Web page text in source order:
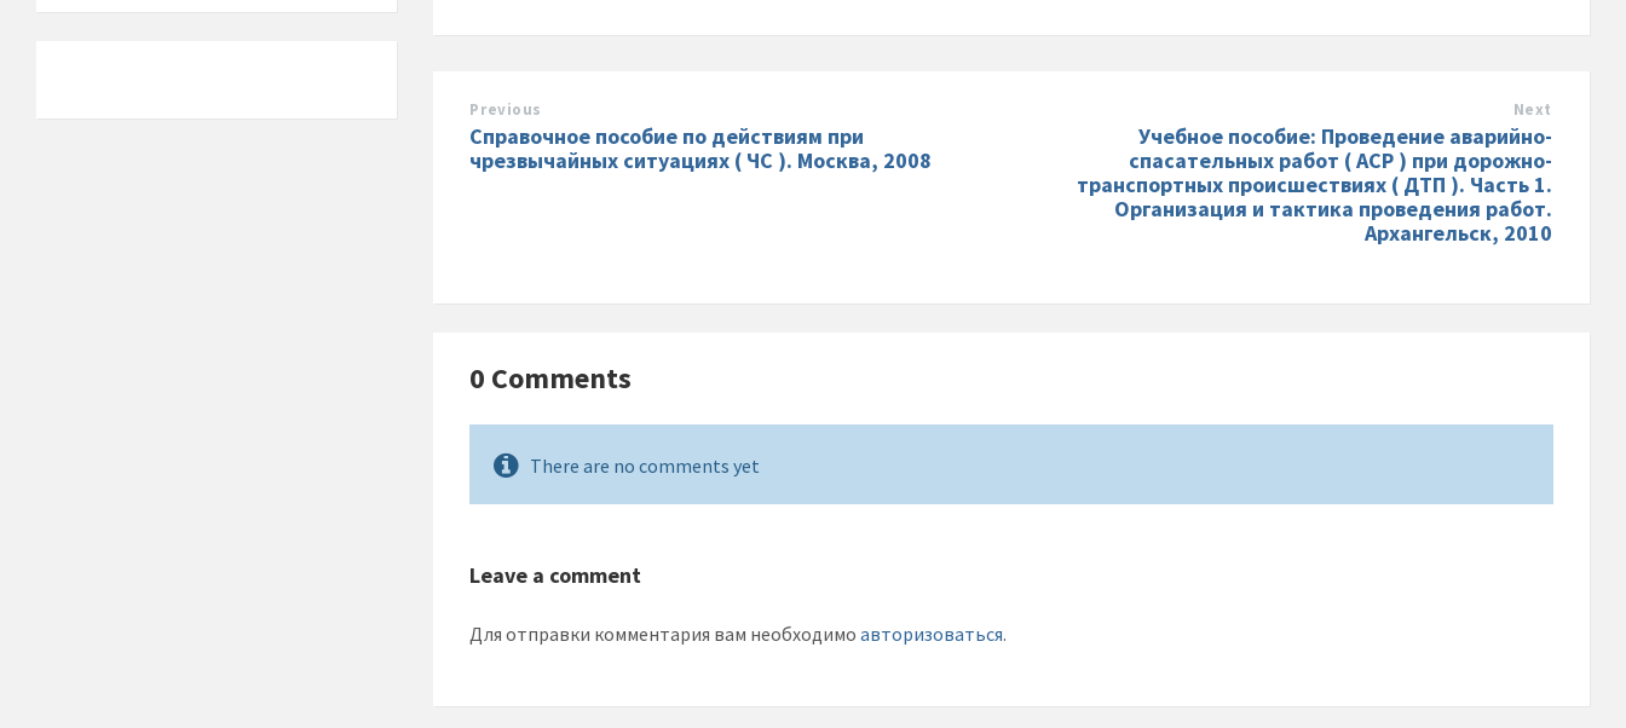
Previous
Справочное пособие по действиям при
чрезвычайных ситуациях ( ЧС ). Москва, 2008
Next
Учебное пособие: Проведение аварийно-
спасательных работ ( АСР ) при дорожно-
транспортных происшествиях ( ДТП ). Часть 1.
Организация и тактика проведения работ.
Архангельск, 2010
0 Comments
There are no comments yet
Leave a comment
Для отправки комментария вам необходимоавторизоваться.